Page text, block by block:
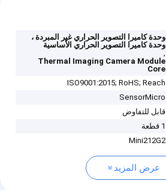
وحدة كاميرا التصوير الحراري غير المبردة ،
وحدة كاميرا التصوير الحراري الأساسية
,
Thermal Imaging Camera Module
Core
ISO9001:2015; RoHS; Reach
SensorMicro
قابل للتفاوض
1 قطعة
Mini212G2
عرض المزيد